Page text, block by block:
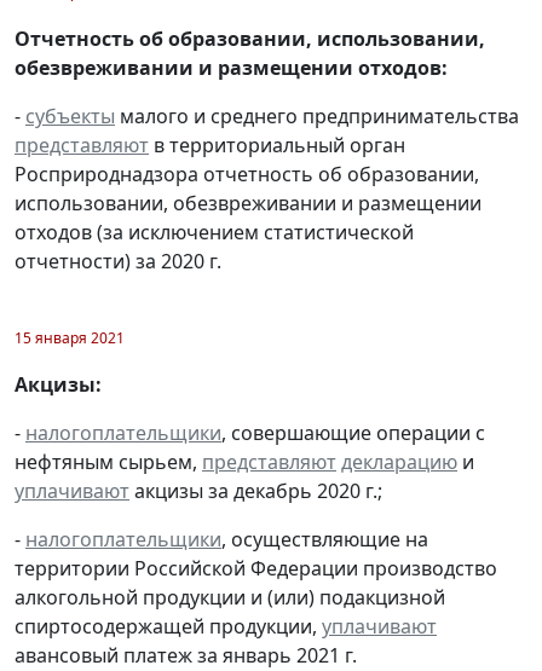
Отчетность об образовании, использовании,
обезвреживании и размещении отходов:
- субъекты малого и среднего предпринимательства
представляют в территориальный орган
Росприроднадзора отчетность об образовании,
использовании, обезвреживании и размещении
отходов (за исключением статистической
отчетности) за 2020 г.
15 января 2021
Акцизы:
- налогоплательщики, совершающие операции с
нефтяным сырьем, представляютдекларацию и
уплачиваютакцизы за декабрь 2020 г.;
- налогоплательщики, осуществляющие на
территории Российской Федерации производство
алкогольной продукции и (или) подакцизной
спиртосодержащей продукции, уплачивают
авансовый платеж за январь 2021 г.